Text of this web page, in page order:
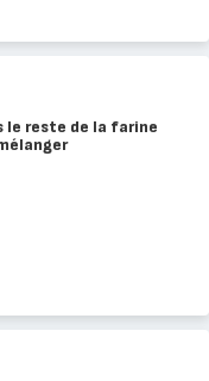
le reste de la farine